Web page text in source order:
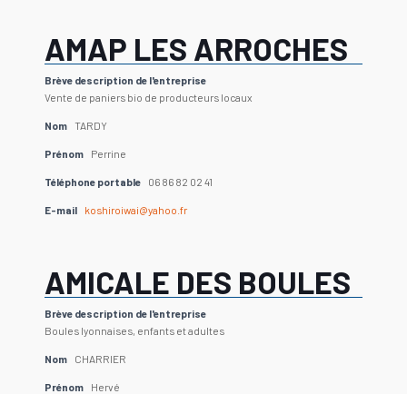
AMAP LES ARROCHES
Brève description de l'entreprise
Vente de paniers bio de producteurs locaux
Nom TARDY
Prénom Perrine
Téléphone portable 06 86 82 02 41
E-mail koshiroiwai@yahoo.fr
AMICALE DES BOULES
Brève description de l'entreprise
Boules lyonnaises, enfants et adultes
Nom CHARRIER
Prénom Hervé